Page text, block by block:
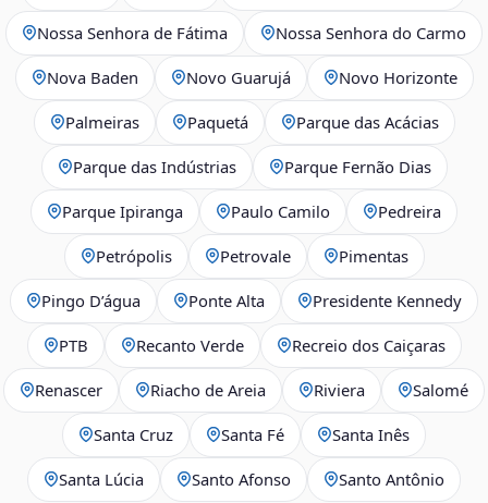
Nossa Senhora de Fátima Nossa Senhora do Carmo
Nova Baden Novo Guarujá Novo Horizonte
Palmeiras Paquetá Parque das Acácias
Parque das Indústrias Parque Fernão Dias
Parque Ipiranga Paulo Camilo Pedreira
Petrópolis Petrovale Pimentas
Pingo D’água Ponte Alta Presidente Kennedy
PTB Recanto Verde Recreio dos Caiçaras
Renascer Riacho de Areia Riviera Salomé
Santa Cruz Santa Fé Santa Inês
Santa Lúcia Santo Afonso Santo Antônio